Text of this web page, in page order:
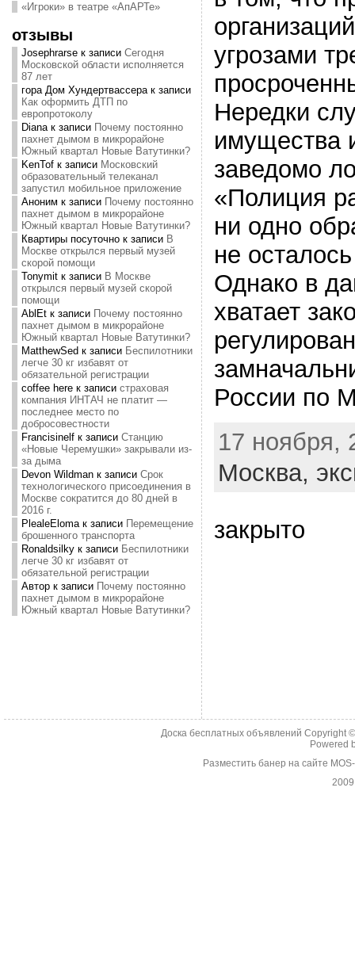
«Игроки» в театре «АпАРТе»
отзывы
Josephrarseк записи Сегодня
Московской области исполняется
87 лет
гора Дом Хундертвассерак записи
Как оформить ДТП по
европротоколу
Dianaк записи Почему постоянно
пахнет дымом в микрорайоне
Южный квартал Новые Ватутинки?
KenTofк записи Московский
образовательный телеканал
запустил мобильное приложение
Аноним к записи Почему постоянно
пахнет дымом в микрорайоне
Южный квартал Новые Ватутинки?
Квартиры посуточнок записи В
Москве открылся первый музей
скорой помощи
Tonymitк записи В Москве
открылся первый музей скорой
помощи
AblEtк записи Почему постоянно
пахнет дымом в микрорайоне
Южный квартал Новые Ватутинки?
MatthewSed к записи Беспилотники
легче 30 кг избавят от
обязательной регистрации
coffee hereк записи страховая
компания ИНТАЧ не платит —
последнее место по
добросовестности
Francisinelfк записи Станцию
«Новые Черемушки» закрывали из-
за дыма
Devon Wildmanк записи Срок
технологического присоединения в
Москве сократится до 80 дней в
2016 г.
PlealeElomaк записи Перемещение
брошенного транспорта
Ronaldsilkyк записи Беспилотники
легче 30 кг избавят от
обязательной регистрации
Авторк записи Почему постоянно
пахнет дымом в микрорайоне
Южный квартал Новые Ватутинки?
угрозами
Нередки
имущества
заведомо
«Полиция
ни одно
не
Однако в
хватает
России по
17 ноября,
Москва,
закрыто
Доска бесплатных объявлений Copyright
Powered
Разместить банер на сайте